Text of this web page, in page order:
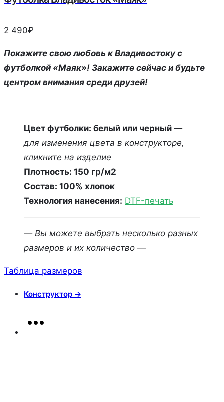
2 490₽
Покажите свою любовь к Владивостоку с
футболкой «Маяк»! Закажите сейчас и будьте
центром внимания среди друзей!
Цвет футболки: белый или черный —
для изменения цвета в конструкторе,
кликните на изделие
Плотность: 150 гр/м2
Состав: 100% хлопок
Технология нанесения: DTF-печать
— Вы можете выбрать несколько разных
размеров и их количество —
Таблица размеров
Конструктор →